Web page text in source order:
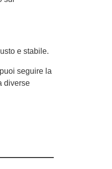
e stabile.
seguire la
diverse